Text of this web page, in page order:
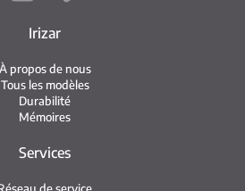
Irizar
À propos de nous
Tous les modèles
Durabilité
Mémoires
Services
de service